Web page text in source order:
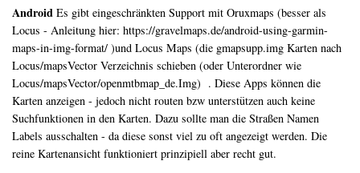
Android Es gibt eingeschränkten Support mit Oruxmaps (besser als
Locus - Anleitung hier: https://gravelmaps.de/android-using-garmin-
maps-in-img-format/ )und Locus Maps (die gmapsupp.img Karten nach
Locus/mapsVector Verzeichnis schieben (oder Unterordner wie
Locus/mapsVector/openmtbmap_de.Img) . Diese Apps können die
Karten anzeigen - jedoch nicht routen bzw unterstützen auch keine
Suchfunktionen in den Karten. Dazu sollte man die Straßen Namen
Labels ausschalten - da diese sonst viel zu oft angezeigt werden. Die
reine Kartenansicht funktioniert prinzipiell aber recht gut.